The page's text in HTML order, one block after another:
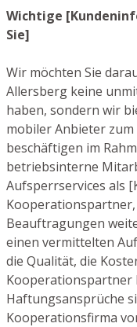
Wichtige
Sie]
Wir möchten Sie
Allersberg keine
haben, sondern wir
mobiler Anbieter
beschäftigen im
betriebsinterne
Aufsperrservices als
Beauftragungen
einen vermittelten
die Qualität, die
Kooperationspartner
Haftungsansprüche
Kooperationsfirma